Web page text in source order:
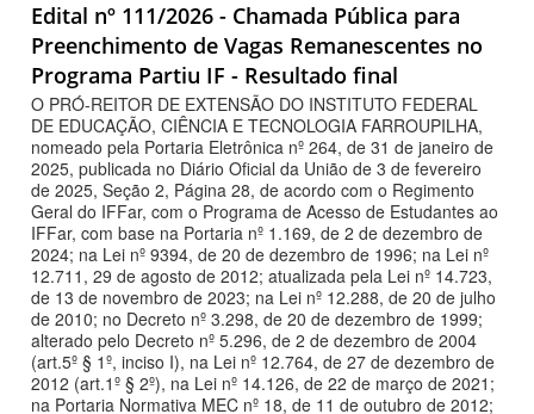
Edital nº 111/2026 - Chamada Pública para
Preenchimento de Vagas Remanescentes no
Programa Partiu IF - Resultado final
O PRÓ-REITOR DE EXTENSÃO DO INSTITUTO FEDERAL
DE EDUCAÇÃO, CIÊNCIA E TECNOLOGIA FARROUPILHA,
nomeado pela Portaria Eletrônica nº 264, de 31 de janeiro de
2025, publicada no Diário Oficial da União de 3 de fevereiro
de 2025, Seção 2, Página 28, de acordo com o Regimento
Geral do IFFar, com o Programa de Acesso de Estudantes ao
IFFar, com base na Portaria nº 1.169, de 2 de dezembro de
2024; na Lei nº 9394, de 20 de dezembro de 1996; na Lei nº
12.711, 29 de agosto de 2012; atualizada pela Lei nº 14.723,
de 13 de novembro de 2023; na Lei nº 12.288, de 20 de julho
de 2010; no Decreto nº 3.298, de 20 de dezembro de 1999;
alterado pelo Decreto nº 5.296, de 2 de dezembro de 2004
(art.5º § 1º, inciso I), na Lei nº 12.764, de 27 de dezembro de
2012 (art.1º § 2º), na Lei nº 14.126, de 22 de março de 2021;
na Portaria Normativa MEC nº 18, de 11 de outubro de 2012;